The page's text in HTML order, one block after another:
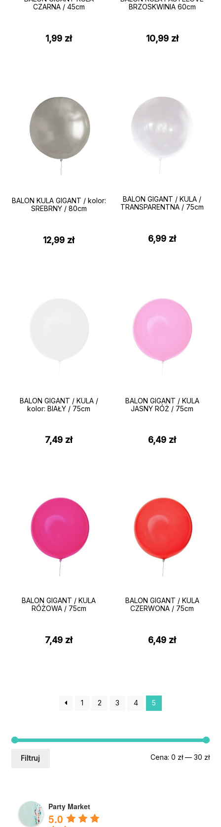
CZARNA / 45cm
1,99 zł
BRZOSKWINIA 60cm
10,99 zł
BALON KULA GIGANT / kolor:
SREBRNY / 80cm
12,99 zł
BALON GIGANT / KULA /
TRANSPARENTNA / 75cm
6,99 zł
BALON GIGANT / KULA /
kolor: BIAŁY / 75cm
7,49 zł
BALON GIGANT / KULA
JASNY RÓŻ / 75cm
6,49 zł
BALON GIGANT / KULA
RÓŻOWA / 75cm
7,49 zł
BALON GIGANT / KULA
CZERWONA / 75cm
6,49 zł
1 2 3 4 5
Filtruj Cena:0 zł—30 zł
Party Market
5.0